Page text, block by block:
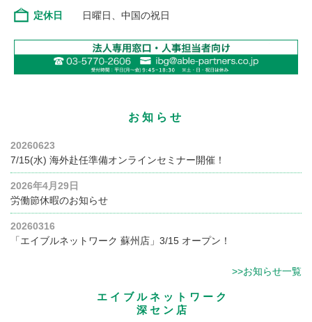
定休日 日曜日、中国の祝日
お知らせ
20260623
7/15(水) 海外赴任準備オンラインセミナー開催！
2026年4月29日
労働節休暇のお知らせ
20260316
「エイブルネットワーク 蘇州店」3/15 オープン！
>>お知らせ一覧
エイブルネットワーク
深セン店